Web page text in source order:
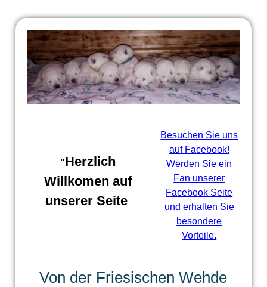
Besuchen Sie uns
auf Facebook!
Werden Sie ein
Fan unserer
Facebook Seite
und erhalten Sie
besondere
Vorteile.
"Herzlich
Willkomen auf
unserer Seite
Von der Friesischen Wehde